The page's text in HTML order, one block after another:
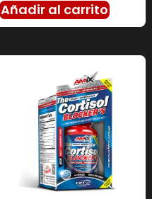
Añadir al carrito